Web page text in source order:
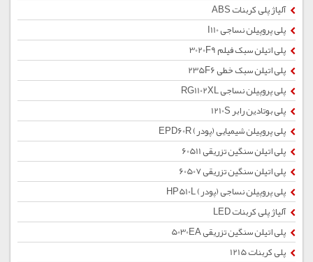
آلیاژ پلی کربنات ABS
پلی پروپیلن نساجی I110
پلی اتیلن سبک فیلم 3020F9
پلی اتیلن سبک خطی 235F6
پلی پروپیلن نساجی RG1102XL
پلی بوتادین رابر 1210S
پلی پروپیلن شیمیایی (پودر) EPD60R
پلی اتیلن سنگین تزریقی 60511
پلی اتیلن سنگین تزریقی 60507
پلی پروپیلن نساجی (پودر) HP510L
آلیاژ پلی کربنات LED
پلی اتیلن سنگین تزریقی 5030EA
پلی کربنات 1215